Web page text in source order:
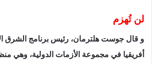
لن تُهزم
و قال جوست هلترمان، رئيس برنامج الشرق
أفريقيا في مجموعة الأزمات الدولية، وهي